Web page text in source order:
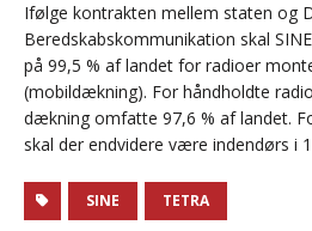
Ifølge kontrakten mellem staten og
Beredskabskommunikation skal
på 99,5 % af landet for radioer
(mobildækning). For håndholdte
dækning omfatte 97,6 % af landet.
skal der endvidere være indendørs i
SINE TETRA